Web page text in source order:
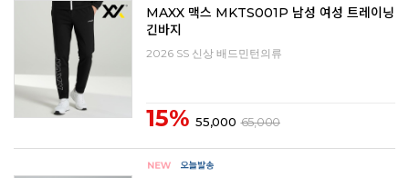
MAXX 맥스 MKTS001P 남성 여성 트레이닝
긴바지
2026 SS 신상 배드민턴의류
15% 55,000 65,000